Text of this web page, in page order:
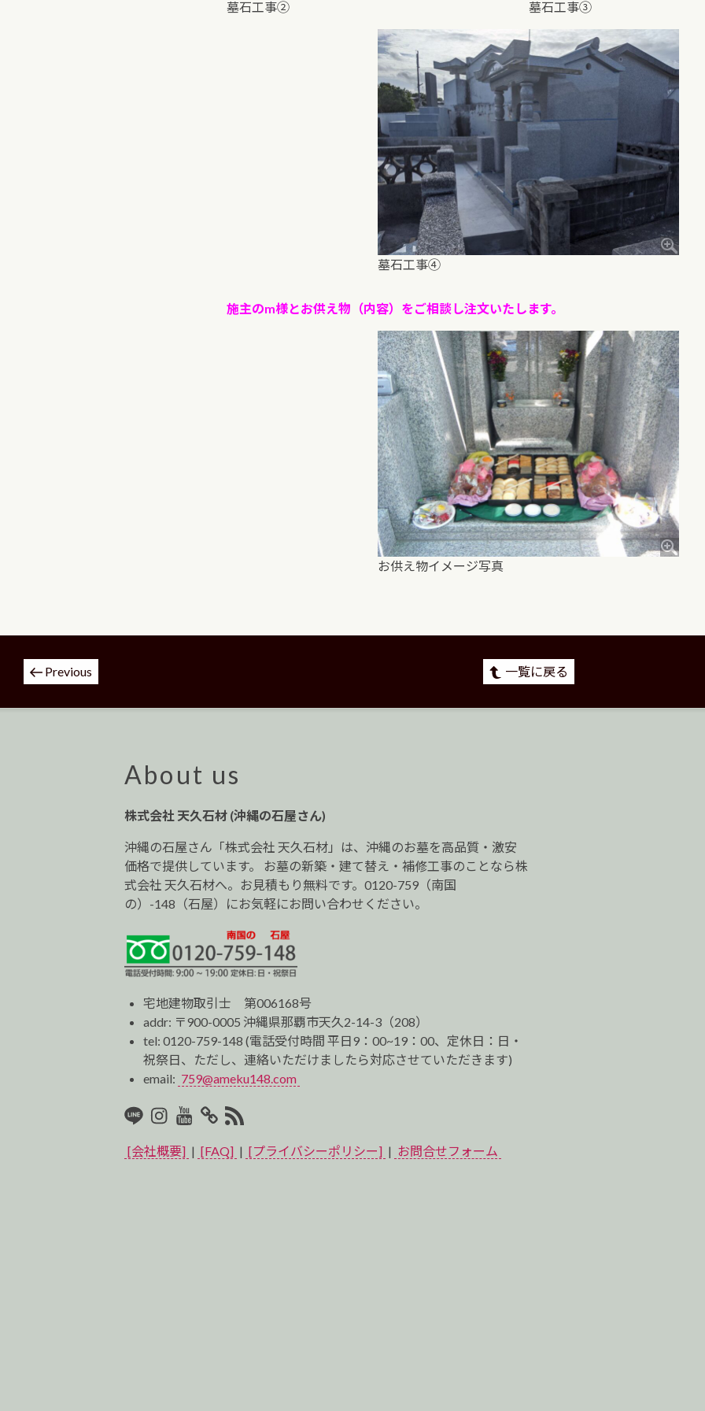
墓石工事② 墓石工事③
墓石工事④
施主のm様とお供え物（内容）をご相談し注文いたします。
お供え物イメージ写真
投
稿
ナ
Previous 一覧に戻る
About us
株式会社 天久石材 (沖縄の石屋さん)
沖縄の石屋さん「株式会社 天久石材」は、沖縄のお墓を高品質・激安
価格で提供しています。 お墓の新築・建て替え・補修工事のことなら株
式会社 天久石材へ。お見積もり無料です。0120-759（南国
の）-148（石屋）にお気軽にお問い合わせください。
宅地建物取引士 第006168号
addr: 〒900-0005 沖縄県那覇市天久2-14-3（208）
tel:0120-759-148 (電話受付時間 平日9：00~19：00、定休日：日・
祝祭日、ただし、連絡いただけましたら対応させていただきます)
email: 759@ameku148.com
LINEInstagram
Youtube
マ
イ
RSS2
[会社概要] | [FAQ] | [プライバシーポリシー] | お問合せフォーム